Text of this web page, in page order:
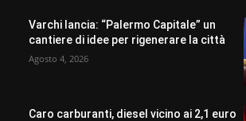
Varchi lancia: “Palermo Capitale” un
cantiere di idee per rigenerare la città
Agosto 4, 2026
Caro carburanti, diesel vicino ai 2,1 euro